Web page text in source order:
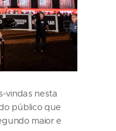
vindas nesta
público que
maior e